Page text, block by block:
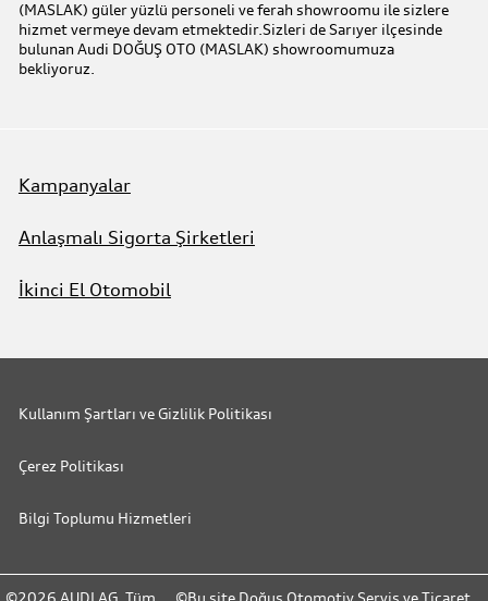
Benim Audim
(MASLAK) güler yüzlü personeli ve ferah showroomu ile sizlere
hizmet vermeye devam etmektedir.Sizleri de Sarıyer ilçesinde
bulunan Audi DOĞUŞ OTO (MASLAK) showroomumuza
bekliyoruz.
Kampanyalar
Anlaşmalı Sigorta Şirketleri
İkinci El Otomobil
Kullanım Şartları ve Gizlilik Politikası
Çerez Politikası
Bilgi Toplumu Hizmetleri